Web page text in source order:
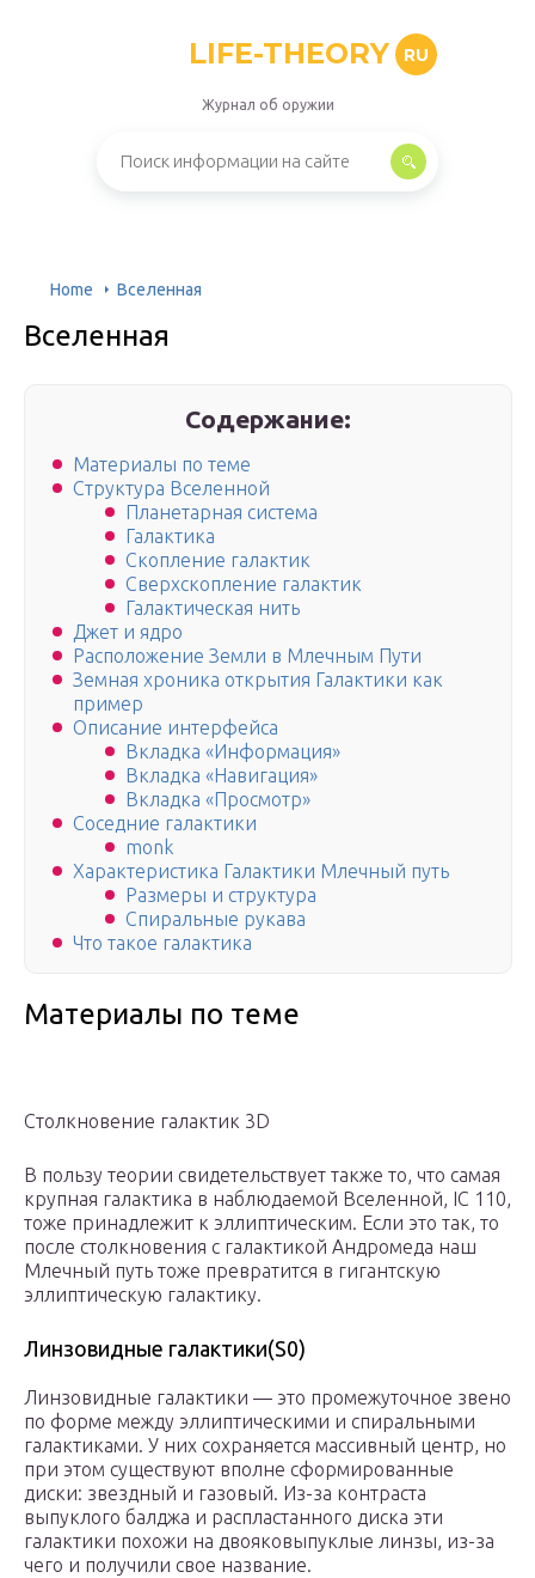
LIFE-THEORY RU
Журнал об оружии
Home Вселенная
Вселенная
Содержание:
Материалы по теме
Структура Вселенной
Планетарная система
Галактика
Скопление галактик
Сверхскопление галактик
Галактическая нить
Джет и ядро
Расположение Земли в Млечным Пути
Земная хроника открытия Галактики как
пример
Описание интерфейса
Вкладка «Информация»
Вкладка «Навигация»
Вкладка «Просмотр»
Соседние галактики
monk
Характеристика Галактики Млечный путь
Размеры и структура
Спиральные рукава
Что такое галактика
Материалы по теме
Столкновение галактик 3D
В пользу теории свидетельствует также то, что самая
крупная галактика в наблюдаемой Вселенной, IC 110,
тоже принадлежит к эллиптическим. Если это так, то
после столкновения с галактикой Андромеда наш
Млечный путь тоже превратится в гигантскую
эллиптическую галактику.
Линзовидные галактики(S0)
Линзовидные галактики — это промежуточное звено
по форме между эллиптическими и спиральными
галактиками. У них сохраняется массивный центр, но
при этом существуют вполне сформированные
диски: звездный и газовый. Из-за контраста
выпуклого балджа и распластанного диска эти
галактики похожи на двояковыпуклые линзы, из-за
чего и получили свое название.